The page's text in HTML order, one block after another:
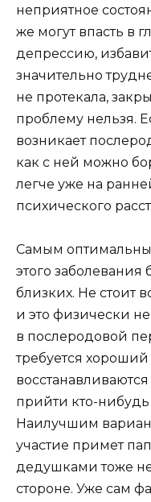
неприятное
же могут впасть в
депрессию,
значительно
не протекала,
проблему нельзя.
возникает
как с ней можно
легче уже на
психического
Самым
этого заболевания
близких. Не стоит
и это физически
в послеродовой
требуется
прийти кто-
Наилучшим
участие примет
дедушками тоже
стороне. Уже сам